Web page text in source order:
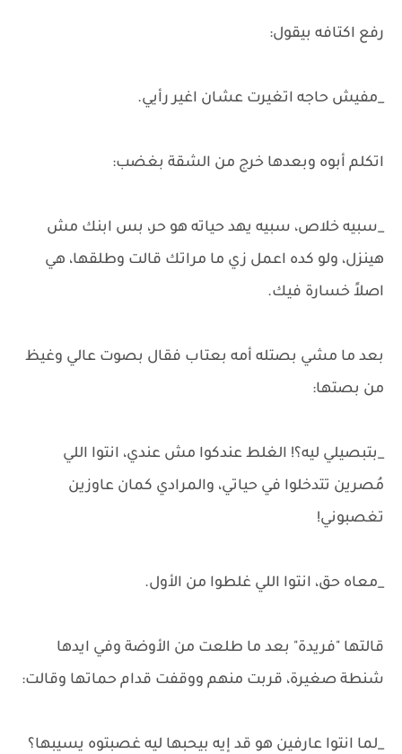
رفع اكتافه بيقول:
_مفيش حاجه اتغيرت عشان اغير رأيي.
اتكلم أبوه وبعدها خرج من الشقة بغضب:
_سبيه خلاص، سبيه يهد حياته هو حر، بس ابنك مش
هينزل، ولو كده اعمل زي ما مراتك قالت وطلقها، هي
اصلاً خسارة فيك.
بعد ما مشي بصتله أمه بعتاب فقال بصوت عالي وغيظ
من بصتها:
_بتبصيلي ليه؟! الغلط عندكوا مش عندي، انتوا اللي
مُصرين تتدخلوا في حياتي، والمرادي كمان عاوزين
تغصبوني!
_معاه حق، انتوا اللي غلطوا من الأول.
قالتها "فريدة" بعد ما طلعت من الأوضة وفي ايدها
شنطة صغيرة، قربت منهم ووقفت قدام حماتها وقالت:
_لما انتوا عارفين هو قد إيه بيحبها ليه غصبتوه يسيبها؟